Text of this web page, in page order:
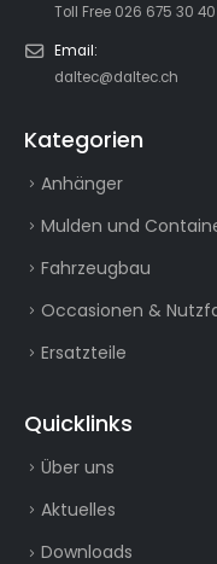
Toll Free 026 675 30 40
Email:
daltec@daltec.ch
Kategorien
Anhänger
Mulden und
Fahrzeugbau
Occasionen &
Ersatzteile
Quicklinks
Über uns
Aktuelles
Downloads